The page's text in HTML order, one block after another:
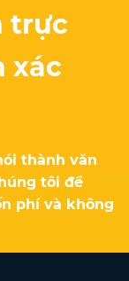
trực
xác
thành văn
tôi để
phí và không